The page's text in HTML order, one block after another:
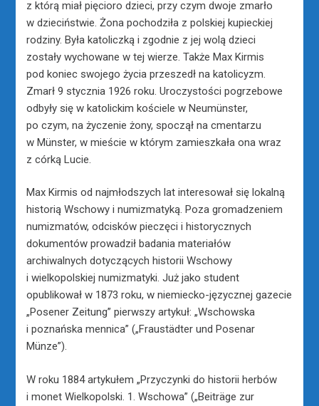
z którą miał pięcioro dzieci, przy czym dwoje zmarło
w dzieciństwie. Żona pochodziła z polskiej kupieckiej
rodziny. Była katoliczką i zgodnie z jej wolą dzieci
zostały wychowane w tej wierze. Także Max Kirmis
pod koniec swojego życia przeszedł na katolicyzm.
Zmarł 9 stycznia 1926 roku. Uroczystości pogrzebowe
odbyły się w katolickim kościele w Neumünster,
po czym, na życzenie żony, spoczął na cmentarzu
w Münster, w mieście w którym zamieszkała ona wraz
z córką Lucie.
Max Kirmis od najmłodszych lat interesował się lokalną
historią Wschowy i numizmatyką. Poza gromadzeniem
numizmatów, odcisków pieczęci i historycznych
dokumentów prowadził badania materiałów
archiwalnych dotyczących historii Wschowy
i wielkopolskiej numizmatyki. Już jako student
opublikował w 1873 roku, w niemiecko-języcznej gazecie
„Posener Zeitung” pierwszy artykuł: „Wschowska
i poznańska mennica” („Fraustädter und Posenar
Münze”).
W roku 1884 artykułem „Przyczynki do historii herbów
i monet Wielkopolski. 1. Wschowa” („Beiträge zur